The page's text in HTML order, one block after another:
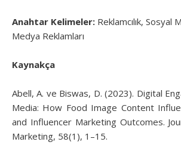
Anahtar Kelimeler: Reklamcılık, Sosyal
Medya Reklamları
Kaynakça
Abell, A. ve Biswas, D. (2023). Digital
Media: How Food Image Content
and Influencer Marketing Outcomes.
Marketing, 58(1), 1–15.